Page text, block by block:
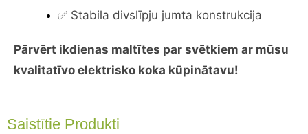
✅ Stabila divslīpju jumta konstrukcija
Pārvērt ikdienas maltītes par svētkiem ar mūsu
kvalitatīvo elektrisko koka kūpinātavu!
Saistītie Produkti